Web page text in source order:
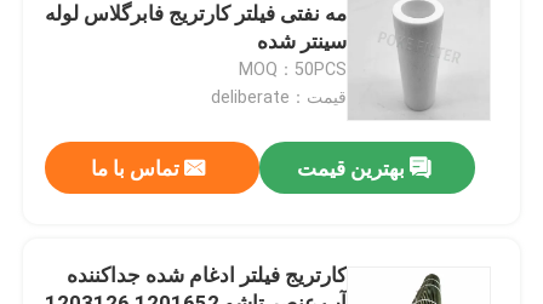
درخواست نقل قول
عنصر فیلتر هیدرولیک
عنصر فیلتر سوخت
مه نفتی فیلتر کارتریج فابرگلاس لوله
سینتر شده
MOQ：50PCS
قیمت：deliberate
بهترین قیمت تماس با ما
کارتریج فیلتر ادغام شده جداکننده